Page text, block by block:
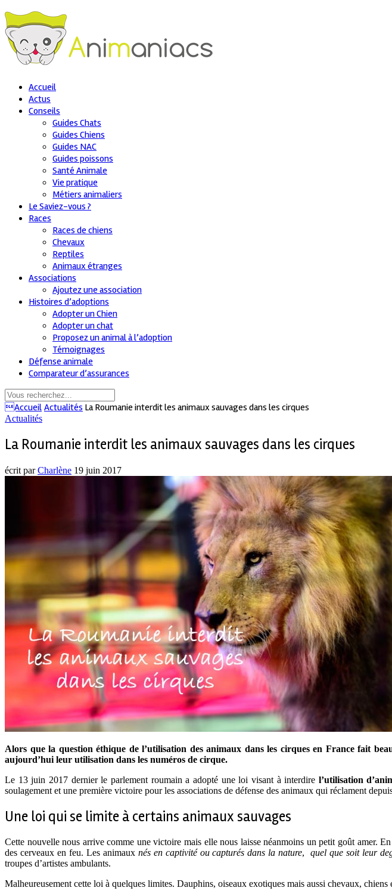
Accueil
Actus
Conseils
Guides Chats
Guides Chiens
Guides NAC
Guides poissons
Santé Animale
Vie pratique
Métiers animaliers
Le Saviez-vous ?
Races
Races de chiens
Chevaux
Reptiles
Animaux étranges
Associations
Ajoutez une association
Histoires d’adoptions
Adopter un Chien
Adopter un chat
Proposez un animal à l’adoption
Témoignages
Défense animale
Comparateur d’assurances
Accueil Actualités La Roumanie interdit les animaux sauvages dans les cirques
Actualités
La Roumanie interdit les animaux sauvages dans les cirques
écrit parCharlène 19 juin 2017
Alors que la question éthique de l’utilisation des animaux dans les cirques en France fait
aujourd’hui leur utilisation dans les numéros de cirque.
Le 13 juin 2017 dernier le parlement roumain a adopté une loi visant à interdire l’utilisation
soulagement et une première victoire pour les associations de défense des animaux qui réclament
Une loi qui se limite à certains animaux sauvages
Cette nouvelle nous arrive comme une victoire mais elle nous laisse néanmoins un petit goût amer.
des cerveaux en feu. Les animaux nés en captivité ou capturés dans la nature,quel que soit leur
troupes d’artistes ambulants.
Malheureusement cette loi à quelques limites. Dauphins, oiseaux exotiques mais aussi chevaux,